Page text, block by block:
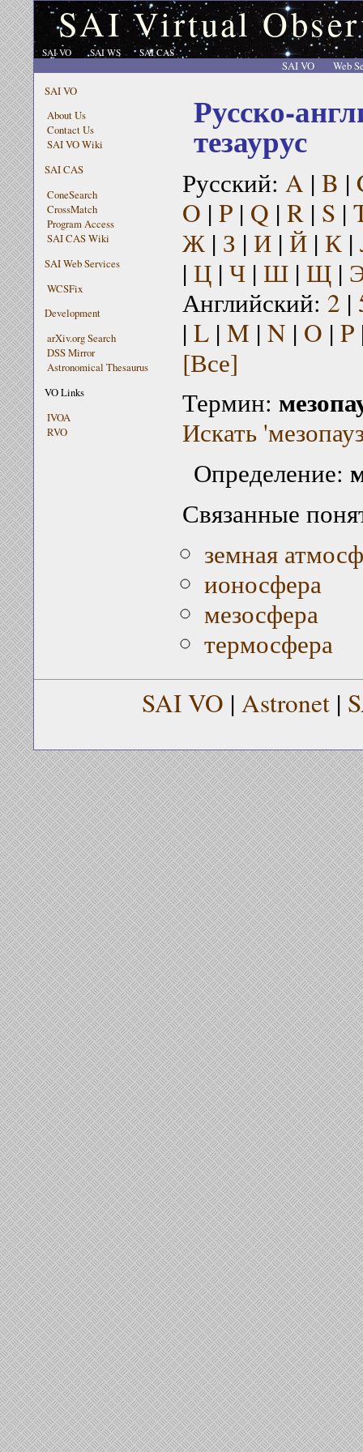
SAI Virtual
SAI VO SAI WS SAI CAS
SAI VO
Web
SAI VO
About Us
Contact Us
SAI VO Wiki
SAI CAS
ConeSearch
CrossMatch
Program Access
SAI CAS Wiki
SAI Web Services
WCSFix
Development
arXiv.org Search
DSS Mirror
Astronomical Thesaurus
VO Links
IVOA
RVO
Русско-
тезаурус
Русский: A | B |
O | P| Q | R| S |
Ж| З | И| Й| К|
| Ц| Ч| Ш| Щ|
Английский: 2 |
| L| M | N | O | P
[Все]
Термин:
Искать
Определение:
Связанные
земная
ионосфера
мезосфера
термосфера
SAI VO | Astronet |